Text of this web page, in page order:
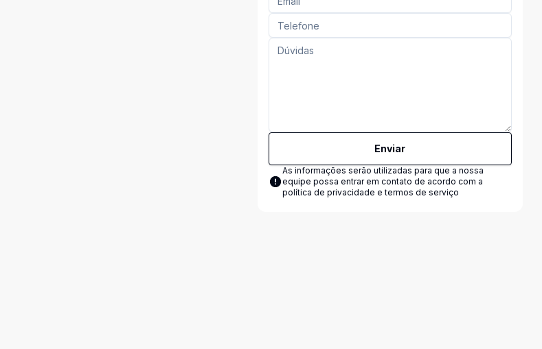
Enviar
As informações serão utilizadas para que a nossa
equipe possa entrar em contato de acordo com a
política de privacidade e termos de serviço